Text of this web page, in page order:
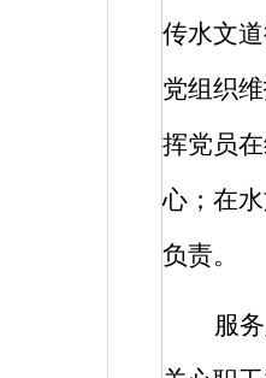
传水文
党组织
挥党员
心；在
负责。
服